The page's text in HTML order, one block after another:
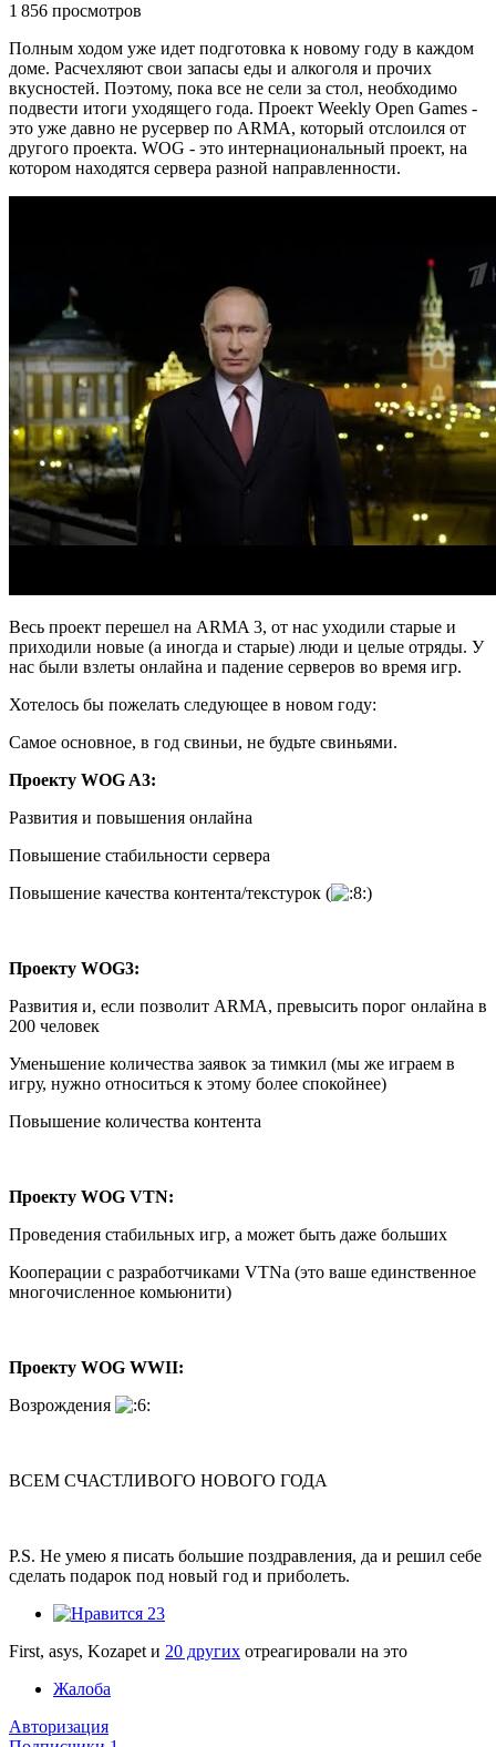
1 856 просмотров
Полным ходом уже идет подготовка к новому году в каждом
доме. Расчехляют свои запасы еды и алкоголя и прочих
вкусностей. Поэтому, пока все не сели за стол, необходимо
подвести итоги уходящего года. Проект Weekly Open Games -
это уже давно не русервер по ARMA, который отслоился от
другого проекта. WOG - это интернациональный проект, на
котором находятся сервера разной направленности.
Весь проект перешел на ARMA 3, от нас уходили старые и
приходили новые (а иногда и старые) люди и целые отряды. У
нас были взлеты онлайна и падение серверов во время игр.
Хотелось бы пожелать следующее в новом году:
Самое основное, в год свиньи, не будьте свиньями.
Проекту WOG A3:
Развития и повышения онлайна
Повышение стабильности сервера
Повышение качества контента/текстурок (
)
Проекту WOG3:
Развития и, если позволит ARMA, превысить порог онлайна в
200 человек
Уменьшение количества заявок за тимкил (мы же играем в
игру, нужно относиться к этому более спокойнее)
Повышение количества контента
Проекту WOG VTN:
Проведения стабильных игр, а может быть даже больших
Кооперации с разработчиками VTNa (это ваше единственное
многочисленное комьюнити)
Проекту WOG WWII:
Возрождения
ВСЕМ СЧАСТЛИВОГО НОВОГО ГОДА
P.S. Не умею я писать большие поздравления, да и решил себе
сделать подарок под новый год и приболеть.
23
First, asys, Kozapet и 20 других отреагировали на это
Жалоба
Авторизация